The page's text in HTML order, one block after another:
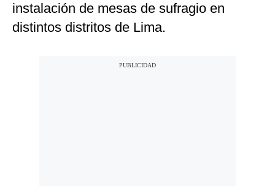
instalación de mesas de sufragio en
distintos distritos de Lima.